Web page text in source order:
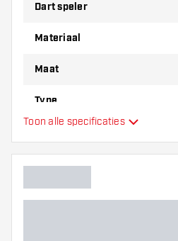
Dart speler
Materiaal
Maat
Type
Hoofdkleur
Toon alle specificaties